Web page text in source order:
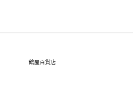
鶴屋百貨店